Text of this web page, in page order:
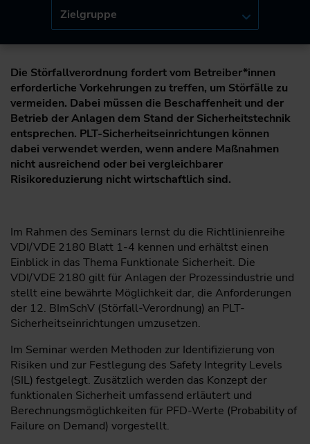
Zielgruppe
Die Störfallverordnung fordert vom Betreiber*innen
erforderliche Vorkehrungen zu treffen, um Störfälle zu
vermeiden. Dabei müssen die Beschaffenheit und der
Betrieb der Anlagen dem Stand der Sicherheitstechnik
entsprechen. PLT-Sicherheitseinrichtungen können
dabei verwendet werden, wenn andere Maßnahmen
nicht ausreichend oder bei vergleichbarer
Risikoreduzierung nicht wirtschaftlich sind.
Im Rahmen des Seminars lernst du die Richtlinienreihe
VDI/VDE 2180 Blatt 1-4 kennen und erhältst einen
Einblick in das Thema Funktionale Sicherheit. Die
VDI/VDE 2180 gilt für Anlagen der Prozessindustrie und
stellt eine bewährte Möglichkeit dar, die Anforderungen
der 12. BImSchV (Störfall-Verordnung) an PLT-
Sicherheitseinrichtungen umzusetzen.
Im Seminar werden Methoden zur Identifizierung von
Risiken und zur Festlegung des Safety Integrity Levels
(SIL) festgelegt. Zusätzlich werden das Konzept der
funktionalen Sicherheit umfassend erläutert und
Berechnungsmöglichkeiten für PFD-Werte (Probability of
Failure on Demand) vorgestellt.